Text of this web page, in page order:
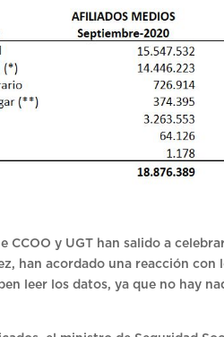
CCOO y UGT han salido a
han acordado una reacción
leer los datos, ya que no hay